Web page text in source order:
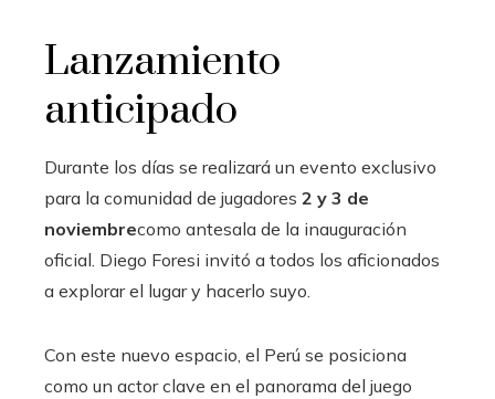
Lanzamiento
anticipado
Durante los días se realizará un evento exclusivo
para la comunidad de jugadores 2 y 3 de
noviembrecomo antesala de la inauguración
oficial. Diego Foresi invitó a todos los aficionados
a explorar el lugar y hacerlo suyo.
Con este nuevo espacio, el Perú se posiciona
como un actor clave en el panorama del juego